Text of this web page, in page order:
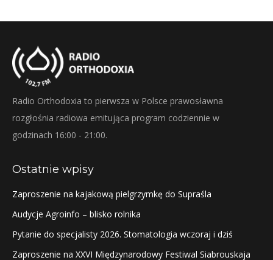
Radio Orthodoxia to pierwsza w Polsce prawosławna
rozgłośnia radiowa emitująca program codziennie w
godzinach 16:00 - 21:00.
Ostatnie wpisy
Zaproszenie na kajakową pielgrzymkę do Supraśla
Audycje Agroinfo – blisko rolnika
Pytanie do specjalisty 2026. Stomatologia wczoraj i dziś
Zaproszenie na XXVI Międzynarodowy Festiwal Siabrouskaja